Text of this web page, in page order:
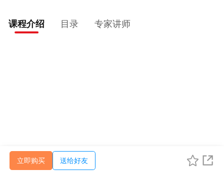
课程介绍 目录 专家讲师
立即购买 送给好友